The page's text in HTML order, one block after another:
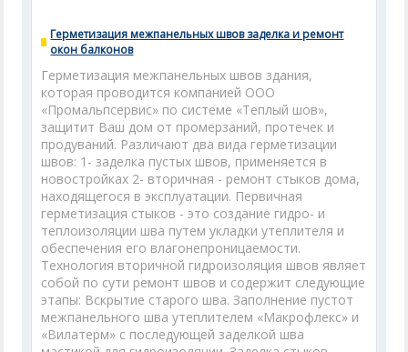
Герметизация межпанельных швов заделка и ремонт
окон балконов
Герметизация межпанельных швов здания,
которая проводится компанией ООО
«Промальпсервис» по системе «Теплый шов»,
защитит Ваш дом от промерзаний, протечек и
продуваний. Различают два вида герметизации
швов: 1- заделка пустых швов, применяется в
новостройках 2- вторичная - ремонт стыков дома,
находящегося в эксплуатации. Первичная
герметизация стыков - это создание гидро- и
теплоизоляции шва путем укладки утеплителя и
обеспечения его влагонепроницаемости.
Технология вторичной гидроизоляция швов являет
собой по сути ремонт швов и содержит следующие
этапы: Вскрытие старого шва. Заполнение пустот
межпанельного шва утеплителем «Макрофлекс» и
«Вилатерм» с последующей заделкой шва